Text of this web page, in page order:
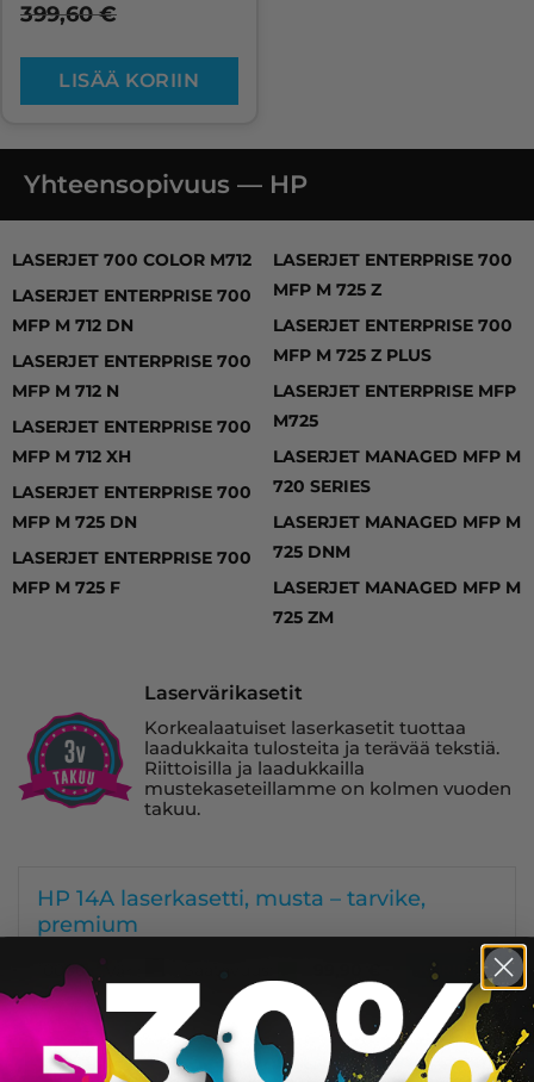
399,60€
LISÄÄ KORIIN
Yhteensopivuus — HP
LASERJET 700 COLOR M712
LASERJET ENTERPRISE 700
MFP M 712 DN
LASERJET ENTERPRISE 700
MFP M 712 N
LASERJET ENTERPRISE 700
MFP M 712 XH
LASERJET ENTERPRISE 700
MFP M 725 DN
LASERJET ENTERPRISE 700
MFP M 725 F
LASERJET ENTERPRISE 700
MFP M 725 Z
LASERJET ENTERPRISE 700
MFP M 725 Z PLUS
LASERJET ENTERPRISE MFP
M725
LASERJET MANAGED MFP M
720 SERIES
LASERJET MANAGED MFP M
725 DNM
LASERJET MANAGED MFP M
725 ZM
Laservärikasetit
Korkealaatuiset laserkasetit tuottaa
laadukkaita tulosteita ja terävää tekstiä.
Riittoisilla ja laadukkailla
mustekaseteillamme on kolmen vuoden
takuu.
HP 14A laserkasetti, musta – tarvike,
premium
10000 KORIIN
HP 14X laserkasetti, musta – tarvike,